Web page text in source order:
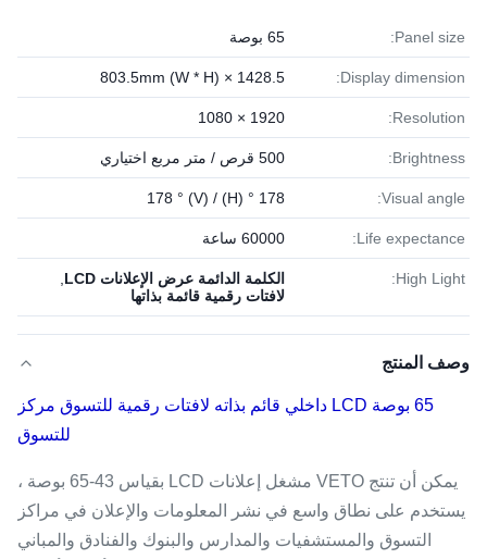
Panel size: 65 بوصة
Display dimension:
1428.5 × 803.5mm (W * H)
Resolution:
1920 × 1080
Brightness: 500 قرص / متر مربع اختياري
Visual angle:
178 ° (H) / 178 ° (V)
Life expectance: 60000 ساعة
High Light: الكلمة الدائمة عرض الإعلانات LCD
لافتات رقمية قائمة بذاتها
وصف المنتج
65 بوصة LCD داخلي قائم بذاته لافتات رقمية للتسوق مركز
للتسوق
يمكن أن تنتج VETO مشغل إعلانات LCD بقياس 43-65 بوصة ،
يستخدم على نطاق واسع في نشر المعلومات والإعلان في مراكز
التسوق والمستشفيات والمدارس والبنوك والفنادق والمباني